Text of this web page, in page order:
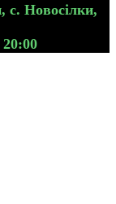
с. Новосілки,